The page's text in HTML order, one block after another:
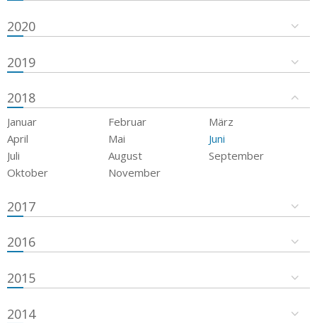
2020
2019
2018
Januar Februar
März
April
Mai
Juni
Juli
August
September
Oktober
November
2017
2016
2015
2014